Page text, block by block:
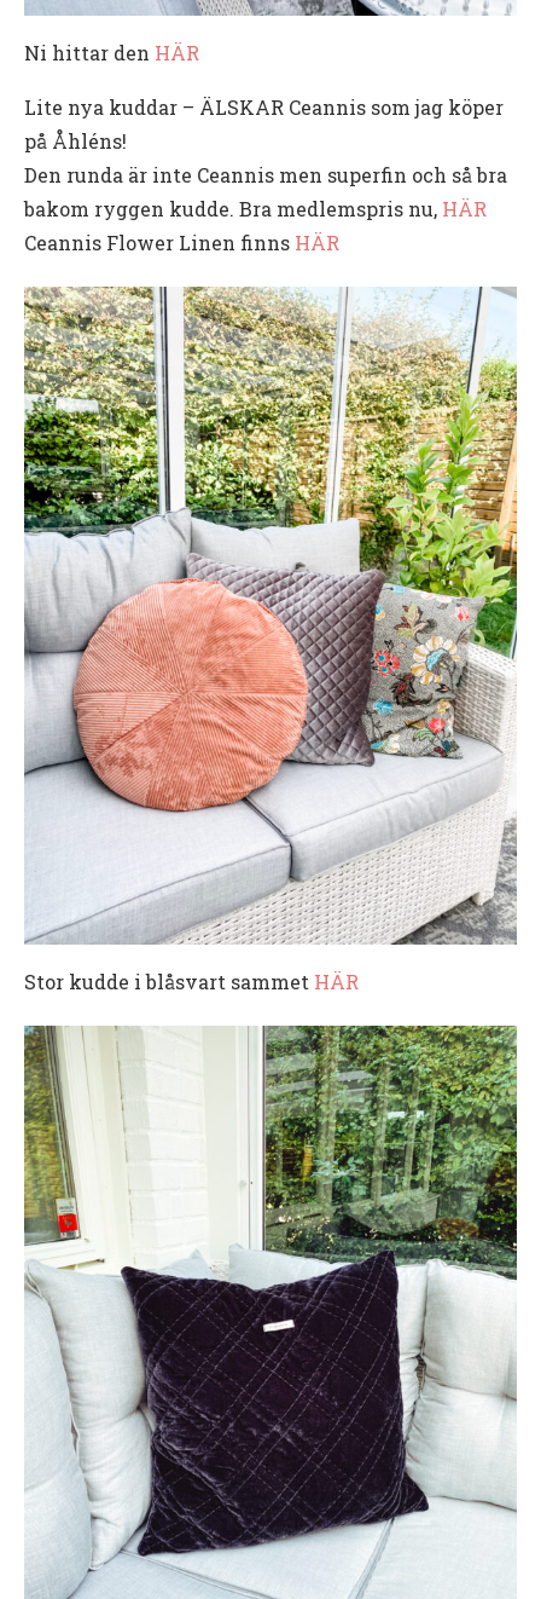
Ni hittar den HÄR
Lite nya kuddar – ÄLSKAR Ceannis som jag köper
på Åhléns!
Den runda är inte Ceannis men superfin och så bra
bakom ryggen kudde. Bra medlemspris nu, HÄR
Ceannis Flower Linen finns HÄR
Stor kudde i blåsvart sammet HÄR